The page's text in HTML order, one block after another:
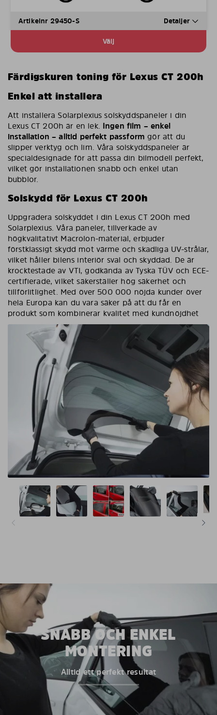
Artikelnr 29450-S Detaljer
Välj
Färdigskuren toning för Lexus CT 200h
Enkel att installera
Att installera Solarplexius solskyddspaneler i din
Lexus CT 200h är en lek. Ingen film – enkel
installation – alltid perfekt passform gör att du
slipper verktyg och lim. Våra solskyddspaneler är
specialdesignade för att passa din bilmodell perfekt,
vilket gör installationen snabb och enkel utan
bubblor.
Solskydd för Lexus CT 200h
Uppgradera solskyddet i din Lexus CT 200h med
Solarplexius. Våra paneler, tillverkade av
högkvalitativt Macrolon-material, erbjuder
förstklassigt skydd mot värme och skadliga UV-strålar,
vilket håller bilens interiör sval och skyddad. De är
krocktestade av VTI, godkända av Tyska TÜV och ECE-
certifierade, vilket säkerställer hög säkerhet och
tillförlitlighet. Med över 500 000 nöjda kunder över
hela Europa kan du vara säker på att du får en
produkt som kombinerar kvalitet med kundnöjdhet
SNABB OCH ENKEL
MONTERING
Alltid ett perfekt resultat